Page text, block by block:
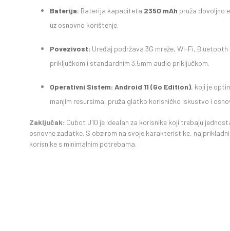
Baterija: Baterija kapaciteta 2350 mAh pruža dovoljno
uz osnovno korištenje.
Povezivost: Uređaj podržava 3G mreže, Wi-Fi,
priključkom i standardnim 3.5mm audio priključkom.
Operativni Sistem: Android 11 (Go Edition), koji je
manjim resursima, pruža glatko korisničko iskustvo i
Zaključak: Cubot J10 je idealan za korisnike koji trebaju
osnovne zadatke. S obzirom na svoje karakteristike,
korisnike s minimalnim potrebama.